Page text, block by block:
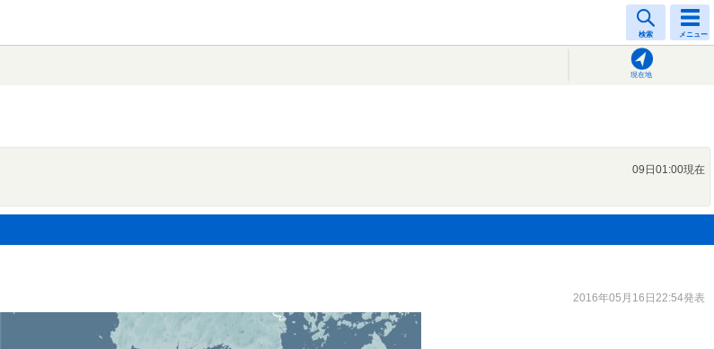
検索 メニュー
現在地
09日01:00現在
2016年05月16日22:54発表